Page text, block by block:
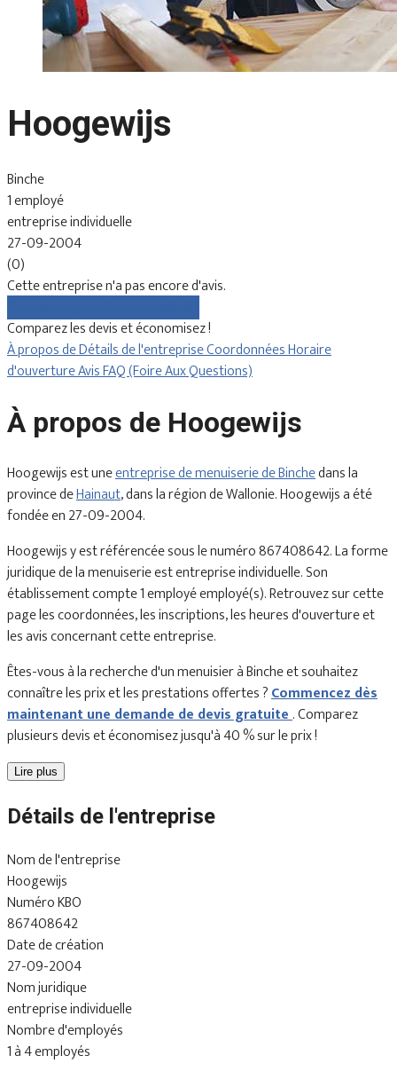
Hoogewijs
Binche
1 employé
entreprise individuelle
27-09-2004
(0)
Cette entreprise n'a pas encore d'avis.
Comparez les devis et économisez !
À propos deDétails de l'entrepriseCoordonnéesHoraire
d'ouvertureAvisFAQ (Foire Aux Questions)
À propos de Hoogewijs
Hoogewijs est uneentreprise de menuiserie de Binchedans la
province deHainaut, dans la région de Wallonie. Hoogewijs a été
fondée en 27-09-2004.
Hoogewijs y est référencée sous le numéro 867408642. La forme
juridique de la menuiserie est entreprise individuelle. Son
établissement compte 1 employé employé(s). Retrouvez sur cette
page les coordonnées, les inscriptions, les heures d'ouverture et
les avis concernant cette entreprise.
Êtes-vous à la recherche d'un menuisier à Binche et souhaitez
connaître les prix et les prestations offertes ?Commencez dès
maintenant une demande de devis gratuite. Comparez
plusieurs devis et économisez jusqu'à 40 % sur le prix !
Lire plus
Détails de l'entreprise
Nom de l'entreprise
Hoogewijs
Numéro KBO
867408642
Date de création
27-09-2004
Nom juridique
entreprise individuelle
Nombre d'employés
1 à 4 employés